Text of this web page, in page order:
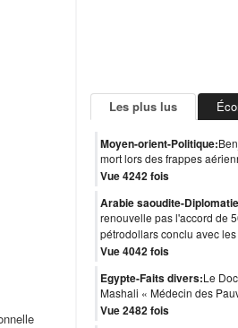
Les plus lus
Moyen-orient-Politique:
mort lors des frappes
Vue 4242 fois
Arabie saoudite-
renouvelle pas l'accord de
pétrodollars conclu avec
Vue 4042 fois
Egypte-Faits divers:Le
Mashali « Médecin des
Vue 2482 fois